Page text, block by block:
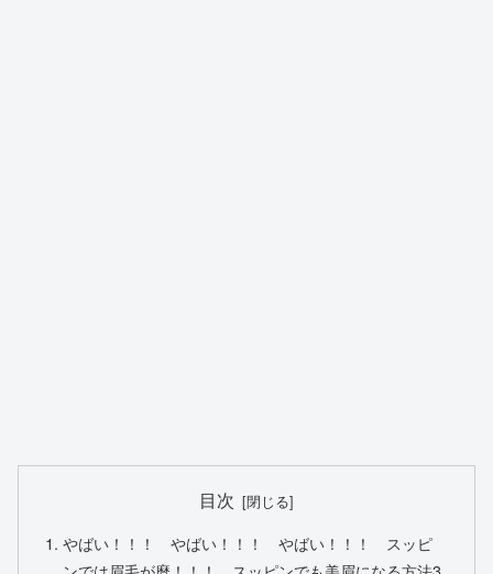
目次
やばい！！！ やばい！！！ やばい！！！ スッピ